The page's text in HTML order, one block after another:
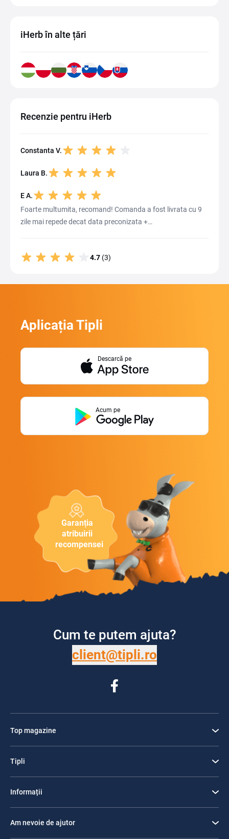
iHerb în alte țări
Recenzie pentru iHerb
Constanta V.
Laura B.
E A.
Foarte multumita, recomand! Comanda a fost livrata cu 9
zile mai repede decat data preconizata +…
4.7 (3)
Garanția
atribuirii
recompensei
Aplicația Tipli
Descarcă pe
Acum pe
Cum te putem ajuta?
client@tipli.ro
Top magazine
Tipli
Informații
Am nevoie de ajutor